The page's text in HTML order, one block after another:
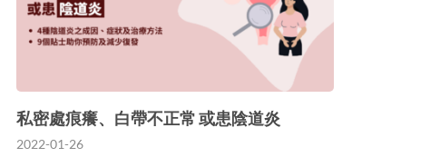
私密處痕癢、白帶不正常 或患陰道炎
2022-01-26